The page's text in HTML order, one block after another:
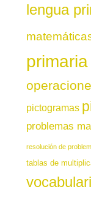
lengua
primaria
pictogramas
problemas
resolución de
tablas de